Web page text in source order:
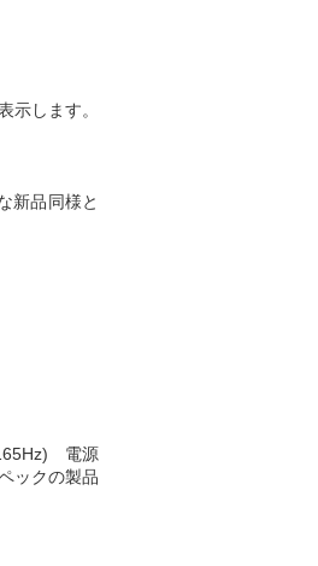
します。
新品同様と
電源
ックの製品